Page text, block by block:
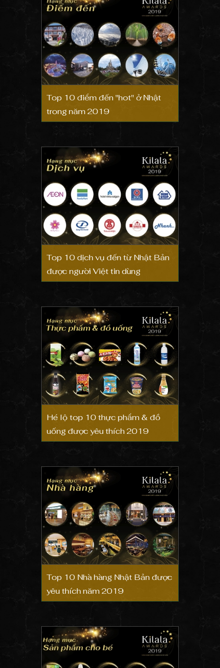
Top 10 điểm đến "hot" ở Nhật
trong năm 2019
Top 10 dịch vụ đến từ Nhật Bản
được người Việt tin dùng
Hé lộ top 10 thực phẩm & đồ
uống được yêu thích 2019
Top 10 Nhà hàng Nhật Bản được
yêu thích năm 2019